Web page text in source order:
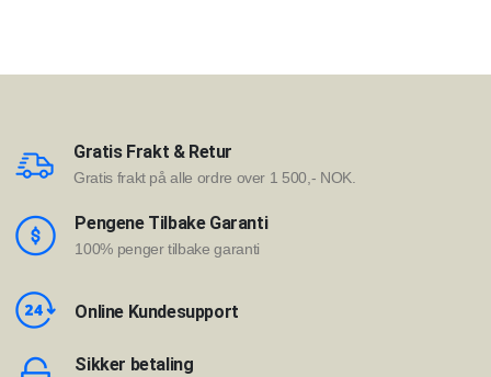
Gratis Frakt & Retur
Gratis frakt på alle ordre over 1 500,- NOK.
Pengene Tilbake Garanti
100% penger tilbake garanti
Online Kundesupport
Sikker betaling